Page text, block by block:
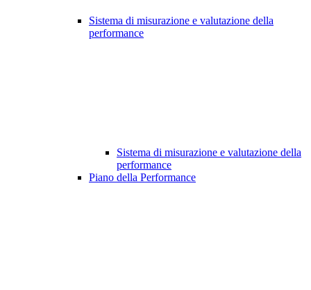
Sistema di misurazione e valutazione della
performance
Sistema di misurazione e valutazione della
performance
Piano della Performance